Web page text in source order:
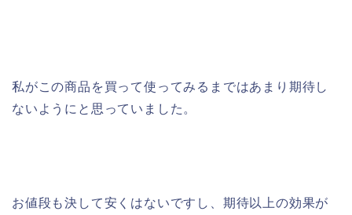
私がこの商品を買って使ってみるまではあまり期待し
ないようにと思っていました。
お値段も決して安くはないですし、期待以上の効果が